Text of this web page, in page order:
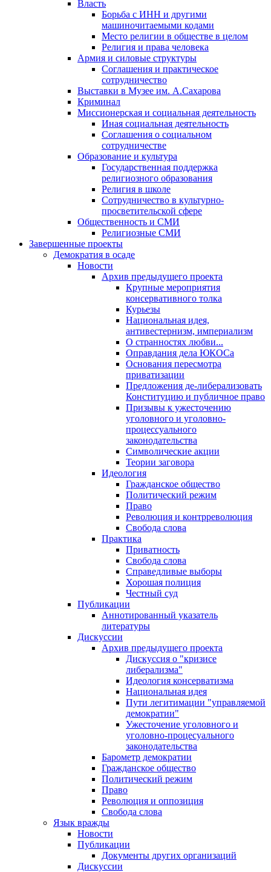
Власть
Борьба с ИНН и другими
машиночитаемыми кодами
Место религии в обществе в целом
Религия и права человека
Армия и силовые структуры
Соглашения и практическое
сотрудничество
Выставки в Музее им. А.Сахарова
Криминал
Миссионерская и социальная деятельность
Иная социальная деятельность
Соглашения о социальном
сотрудничестве
Образование и культура
Государственная поддержка
религиозного образования
Религия в школе
Сотрудничество в культурно-
просветительской сфере
Общественность и СМИ
Религиозные СМИ
Завершенные проекты
Демократия в осаде
Новости
Архив предыдущего проекта
Крупные мероприятия
консервативного толка
Курьезы
Национальная идея,
антивестернизм, империализм
О странностях любви...
Оправдания дела ЮКОСа
Основания пересмотра
приватизации
Предложения де-либерализовать
Конституцию и публичное право
Призывы к ужесточению
уголовного и уголовно-
процессуального
законодательства
Символические акции
Теории заговора
Идеология
Гражданское общество
Политический режим
Право
Революция и контрреволюция
Свобода слова
Практика
Приватность
Свобода слова
Справедливые выборы
Хорошая полиция
Честный суд
Публикации
Аннотированный указатель
литературы
Дискуссии
Архив предыдущего проекта
Дискуссия о "кризисе
либерализма"
Идеология консерватизма
Национальная идея
Пути легитимации "управляемой
демократии"
Ужесточение уголовного и
уголовно-процесуального
законодательства
Барометр демократии
Гражданское общество
Политический режим
Право
Революция и оппозиция
Свобода слова
Язык вражды
Новости
Публикации
Документы других организаций
Дискуссии